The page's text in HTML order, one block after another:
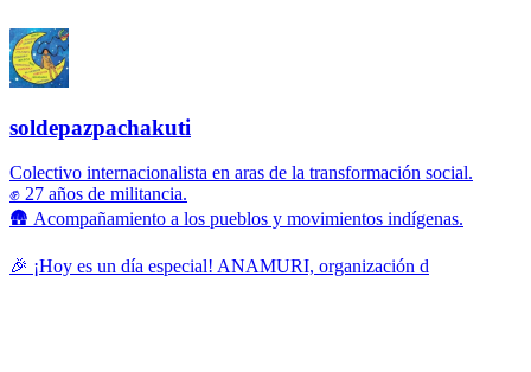
soldepazpachakuti
Colectivo internacionalista en aras de la transformación social.
✊ 27 años de militancia.
🛖 Acompañamiento a los pueblos y movimientos indígenas.
🎉 ¡Hoy es un día especial! ANAMURI, organización d